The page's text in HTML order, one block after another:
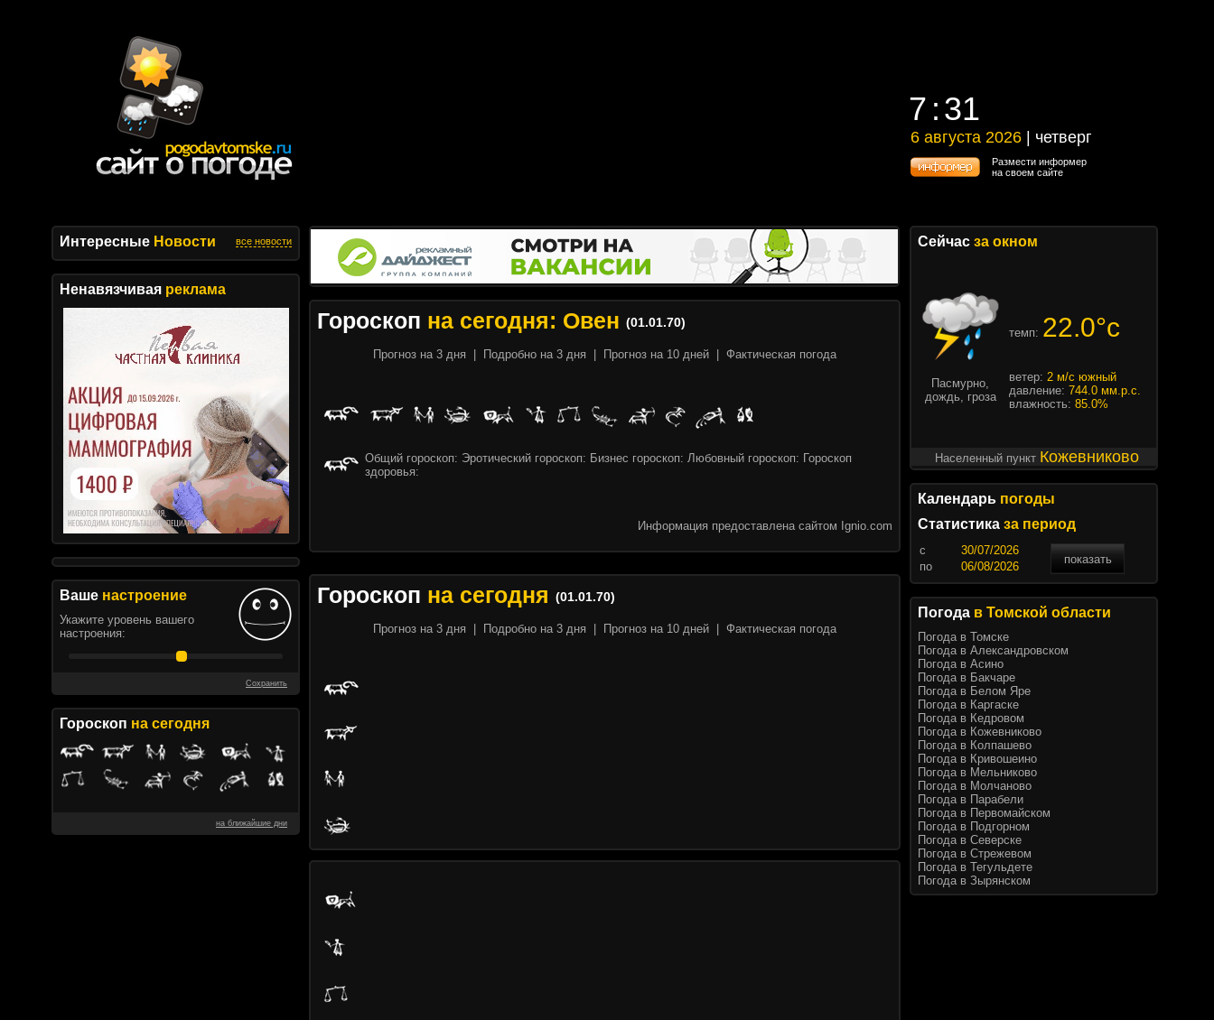
7 31
7 31
6 августа 2026 | четверг
6 августа 2026 | четверг
Размести информер
на своем сайте
Интересные Новости все новости
Ненавязчивая реклама
Ваше настроение
Укажите уровень вашего
настроения:
Сохранить
Гороскоп на сегодня
на ближайшие дни
Гороскоп на сегодня: Овен (01.01.70)
Прогноз на 3 дня Подробно на 3 дня Прогноз на 10 дней Фактическая погода
Общий гороскоп: Эротический гороскоп: Бизнес гороскоп: Любовный гороскоп: Гороскоп
здоровья:
Информация предоставлена сайтом Ignio.com
Гороскоп на сегодня (01.01.70)
Прогноз на 3 дня Подробно на 3 дня Прогноз на 10 дней Фактическая погода
Сейчас за окном
темп: 22.0°c
Пасмурно,
дождь, гроза
ветер: 2 м/с южный
давление: 744.0 мм.р.с.
влажность: 85.0%
Населенный пункт Кожевниково
Календарь погоды
Статистика за период
c
показать
по
Погода в Томской области
Погода в Томске
Погода в Александровском
Погода в Асино
Погода в Бакчаре
Погода в Белом Яре
Погода в Каргаске
Погода в Кедровом
Погода в Кожевниково
Погода в Колпашево
Погода в Кривошеино
Погода в Мельниково
Погода в Молчаново
Погода в Парабели
Погода в Первомайском
Погода в Подгорном
Погода в Северске
Погода в Стрежевом
Погода в Тегульдете
Погода в Зырянском